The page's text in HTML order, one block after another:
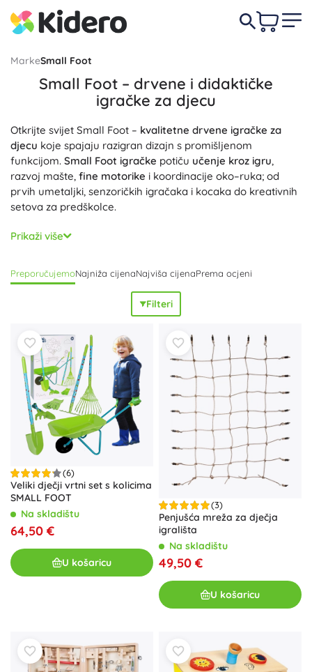
MarkeSmall Foot
Small Foot – drvene i didaktičke
igračke za djecu
Otkrijte svijet Small Foot – kvalitetne drvene igračke za
djecu koje spajaju razigran dizajn s promišljenom
funkcijom. Small Foot igračke potiču učenje kroz igru,
razvoj mašte, fine motorike i koordinacije oko–ruka; od
prvih umetaljki, senzoričkih igračaka i kocaka do kreativnih
setova za predškolce.
U ponudi brenda Small Foot pronaći ćete
motoričke igračke
omiljenedrvene kuhinjice, pribor i trgovineza igru uloga.
Ne nedostaju ni glazbeni instrumenti, balansne igre te
igračke inspirirane Montessori metodom
strpljenje, logiku i kreativnost. Naglasak na kvalitetnim
materijalima i izradi znači
glatke površine, izdržljivost te
sigurne, nježne boje
.Drvene igračke Small Footimaju
bezvremenski izgled, potiču samostalnost i idealne su kao
originalni pokloni
za malu djecu i predškolce. Odaberite
omiljeneSmall Foot igračke
i podržite prirodan razvoj
djeteta svaki dan.
Prikaži više
PreporučujemoNajniža cijenaNajviša cijenaPrema ocjeni
Filteri
(6)
Veliki dječji vrtni set s kolicima
SMALL FOOT
Na skladištu
64,50 €
U košaricu
(3)
Penjušća mreža za dječja
igrališta
Na skladištu
49,50 €
U košaricu